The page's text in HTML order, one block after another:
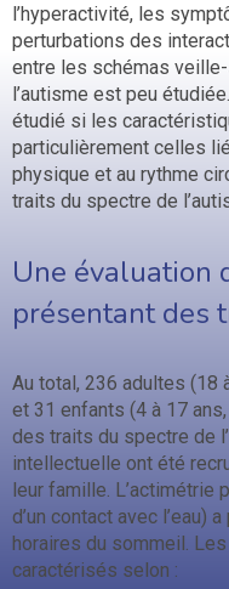
l’hyperactivité, les
perturbations des
entre les schémas
l’autisme est peu
étudié si les
particulièrement celles
physique et au rythme
traits du spectre de
Une évaluation
présentant des
Au total, 236 adultes (18
et 31 enfants (4 à 17
des traits du spectre de
intellectuelle ont été
leur famille. L’actimétrie
d’un contact avec l’eau)
horaires du sommeil.
caractérisés selon :